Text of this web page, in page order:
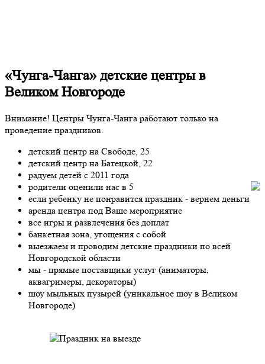
«Чунга-Чанга» детские центры в
Великом Новгороде
Внимание! Центры Чунга-Чанга работают только на
проведение праздников.
детский центр на Свободе, 25
детский центр на Батецкой, 22
радуем детей с 2011 года
родители оценили нас в 5
если ребенку не понравится праздник - вернем деньги
аренда центра под Ваше мероприятие
все игры и развлечения без доплат
банкетная зона, угощения с собой
выезжаем и проводим детские праздники по всей
Новгородской области
мы - прямые поставщики услуг (аниматоры,
аквагримеры, декораторы)
шоу мыльных пузырей (уникальное шоу в Великом
Новгороде)